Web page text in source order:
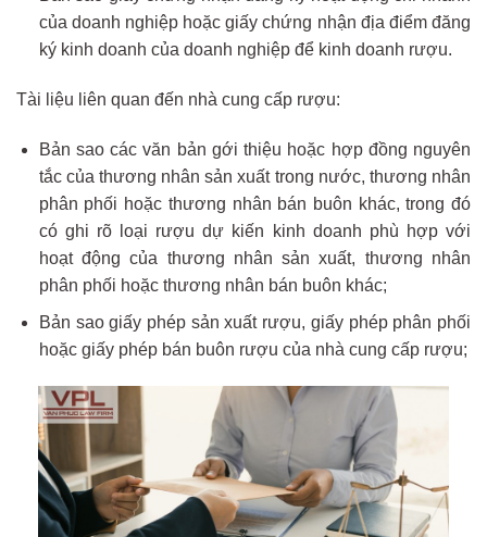
của doanh nghiệp hoặc giấy chứng nhận địa điểm đăng
ký kinh doanh của doanh nghiệp để kinh doanh rượu.
Tài liệu liên quan đến nhà cung cấp rượu:
Bản sao các văn bản gới thiệu hoặc hợp đồng nguyên
tắc của thương nhân sản xuất trong nước, thương nhân
phân phối hoặc thương nhân bán buôn khác, trong đó
có ghi rõ loại rượu dự kiến kinh doanh phù hợp với
hoạt động của thương nhân sản xuất, thương nhân
phân phối hoặc thương nhân bán buôn khác;
Bản sao giấy phép sản xuất rượu, giấy phép phân phối
hoặc giấy phép bán buôn rượu của nhà cung cấp rượu;